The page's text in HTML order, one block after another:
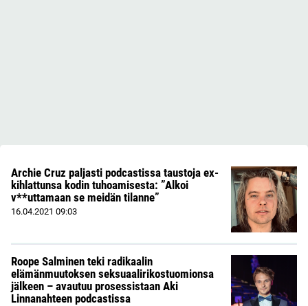
Archie Cruz paljasti podcastissa taustoja ex-
kihlattunsa kodin tuhoamisesta: ”Alkoi
v**uttamaan se meidän tilanne”
16.04.2021 09:03
Roope Salminen teki radikaalin
elämänmuutoksen seksuaalirikostuomionsa
jälkeen – avautuu prosessistaan Aki
Linnanahteen podcastissa